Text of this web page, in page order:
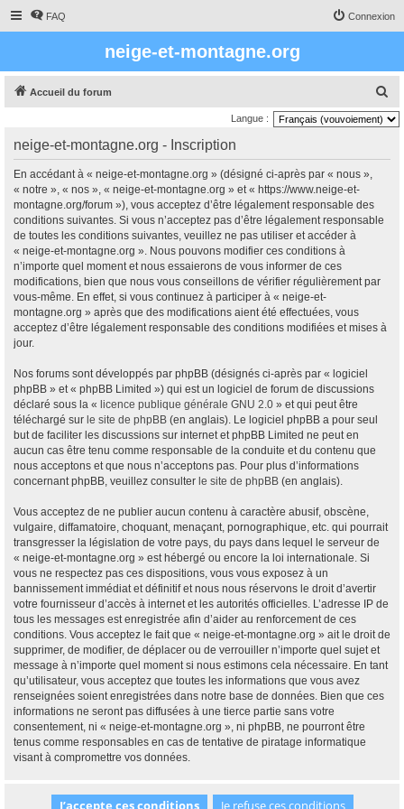
FAQ Connexion
neige-et-montagne.org
Accueil du forum
e
Langue :
neige-et-montagne.org - Inscription
En accédant à « neige-et-montagne.org » (désigné ci-après par « nous »,
« notre », « nos », « neige-et-montagne.org » et « https://www.neige-et-
montagne.org/forum »), vous acceptez d’être légalement responsable des
conditions suivantes. Si vous n’acceptez pas d’être légalement responsable
de toutes les conditions suivantes, veuillez ne pas utiliser et accéder à
« neige-et-montagne.org ». Nous pouvons modifier ces conditions à
n’importe quel moment et nous essaierons de vous informer de ces
modifications, bien que nous vous conseillons de vérifier régulièrement par
vous-même. En effet, si vous continuez à participer à « neige-et-
montagne.org » après que des modifications aient été effectuées, vous
acceptez d’être légalement responsable des conditions modifiées et mises à
jour.
Nos forums sont développés par phpBB (désignés ci-après par « logiciel
phpBB » et « phpBB Limited ») qui est un logiciel de forum de discussions
déclaré sous la « licence publique générale GNU 2.0 » et qui peut être
téléchargé sur le site de phpBB (en anglais). Le logiciel phpBB a pour seul
but de faciliter les discussions sur internet et phpBB Limited ne peut en
aucun cas être tenu comme responsable de la conduite et du contenu que
nous acceptons et que nous n’acceptons pas. Pour plus d’informations
concernant phpBB, veuillez consulter le site de phpBB (en anglais).
Vous acceptez de ne publier aucun contenu à caractère abusif, obscène,
vulgaire, diffamatoire, choquant, menaçant, pornographique, etc. qui pourrait
transgresser la législation de votre pays, du pays dans lequel le serveur de
« neige-et-montagne.org » est hébergé ou encore la loi internationale. Si
vous ne respectez pas ces dispositions, vous vous exposez à un
bannissement immédiat et définitif et nous nous réservons le droit d’avertir
votre fournisseur d’accès à internet et les autorités officielles. L’adresse IP de
tous les messages est enregistrée afin d’aider au renforcement de ces
conditions. Vous acceptez le fait que « neige-et-montagne.org » ait le droit de
supprimer, de modifier, de déplacer ou de verrouiller n’importe quel sujet et
message à n’importe quel moment si nous estimons cela nécessaire. En tant
qu’utilisateur, vous acceptez que toutes les informations que vous avez
renseignées soient enregistrées dans notre base de données. Bien que ces
informations ne seront pas diffusées à une tierce partie sans votre
consentement, ni « neige-et-montagne.org », ni phpBB, ne pourront être
tenus comme responsables en cas de tentative de piratage informatique
visant à compromettre vos données.